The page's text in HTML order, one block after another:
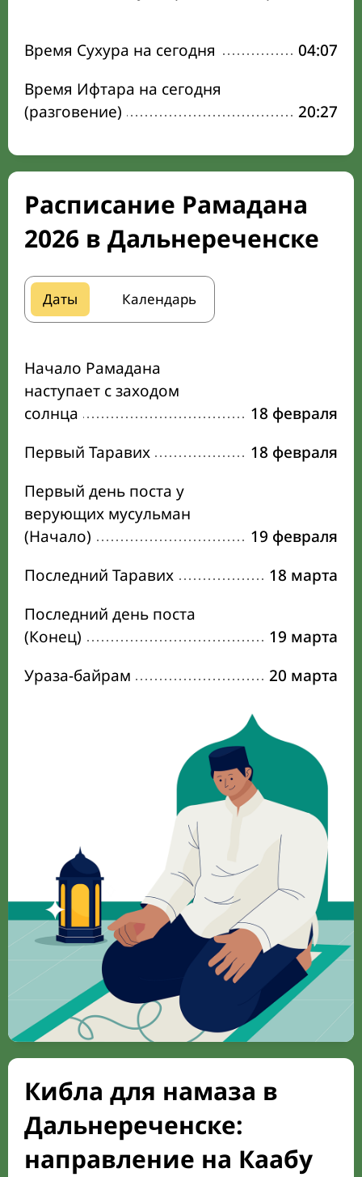
Время Сухура на сегодня
04:07
Время Ифтара на сегодня
(разговение)
20:27
Расписание Рамадана
2026 в Дальнереченске
Даты Календарь
Начало Рамадана
наступает с заходом
солнца
18 февраля
Первый Таравих
18 февраля
Первый день поста у
верующих мусульман
(Начало)
19 февраля
Последний Таравих
18 марта
Последний день поста
(Конец)
19 марта
Ураза-байрам
20 марта
Кибла для намаза в
Дальнереченске:
направление на Каабу